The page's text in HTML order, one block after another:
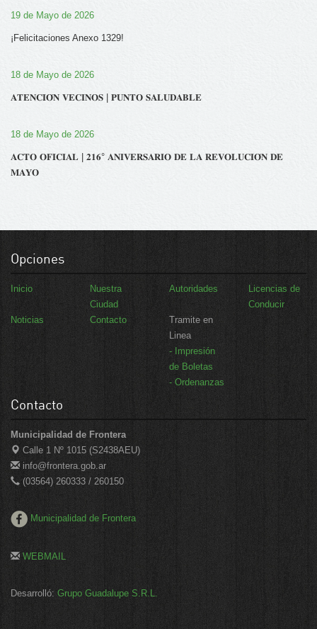
19 de Mayo de 2026
¡Felicitaciones Anexo 1329!
18 de Mayo de 2026
𝐀𝐓𝐄𝐍𝐂𝐈𝐎́𝐍 𝐕𝐄𝐂𝐈𝐍𝐎𝐒 | 𝐏𝐔𝐍𝐓𝐎 𝐒𝐀𝐋𝐔𝐃𝐀𝐁𝐋𝐄
18 de Mayo de 2026
𝐀𝐂𝐓𝐎 𝐎𝐅𝐈𝐂𝐈𝐀𝐋 | 𝟐𝟏𝟔° 𝐀𝐍𝐈𝐕𝐄𝐑𝐒𝐀𝐑𝐈𝐎 𝐃𝐄 𝐋𝐀 𝐑𝐄𝐕𝐎𝐋𝐔𝐂𝐈𝐎́𝐍 𝐃𝐄
𝐌𝐀𝐘𝐎
Opciones
Inicio
Nuestra
Ciudad
Autoridades
Licencias de
Conducir
Noticias
Contacto
Tramite en
Linea
- Impresión
de Boletas
- Ordenanzas
Contacto
Municipalidad de Frontera
Calle 1 Nº 1015 (S2438AEU)
info@frontera.gob.ar
(03564) 260333 / 260150
Municipalidad de Frontera
WEBMAIL
Desarrolló: Grupo Guadalupe S.R.L.